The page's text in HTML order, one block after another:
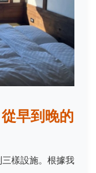
早到晚的
樣設施。根據我